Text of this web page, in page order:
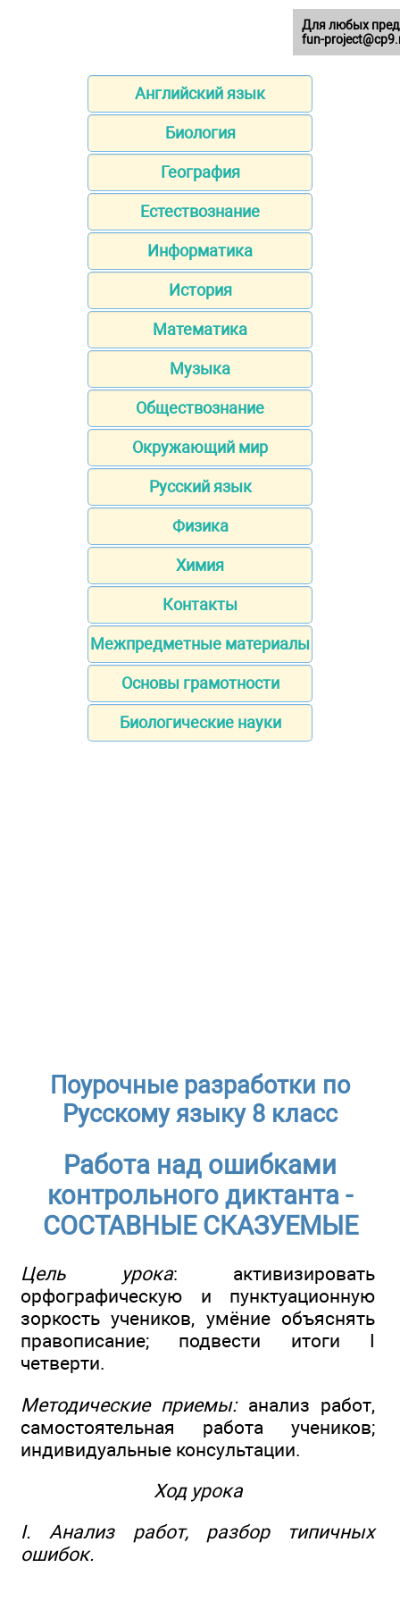
Английский язык
Биология
География
Естествознание
Информатика
История
Математика
Музыка
Обществознание
Окружающий мир
Русский язык
Физика
Химия
Контакты
Межпредметные материалы
Основы грамотности
Биологические науки
Поурочные разработки по
Русскому языку 8 класс
Работа над ошибками
контрольного диктанта -
СОСТАВНЫЕ СКАЗУЕМЫЕ
Цель урока: активизировать
орфографическую и пунктуационную
зоркость учеников, умёние объяснять
правописание; подвести итоги I
четверти.
Методические приемы:анализ работ,
самостоятельная работа учеников;
индивидуальные консультации.
Ход урока
I. Анализ работ, разбор типичных
ошибок.
Для любых
fun-